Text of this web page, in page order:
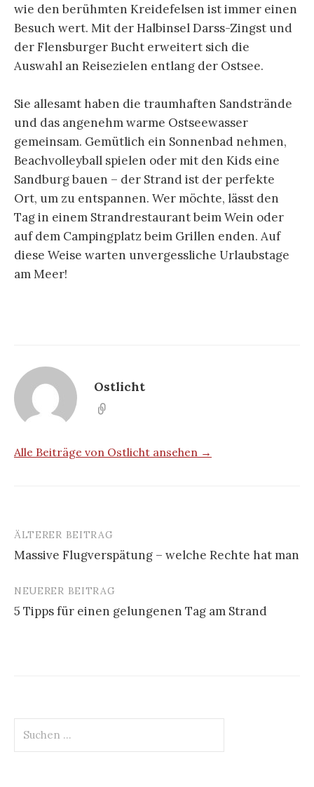
wie den berühmten Kreidefelsen ist immer einen
Besuch wert. Mit der Halbinsel Darss-Zingst und
der Flensburger Bucht erweitert sich die
Auswahl an Reisezielen entlang der Ostsee.
Sie allesamt haben die traumhaften Sandstrände
und das angenehm warme Ostseewasser
gemeinsam. Gemütlich ein Sonnenbad nehmen,
Beachvolleyball spielen oder mit den Kids eine
Sandburg bauen – der Strand ist der perfekte
Ort, um zu entspannen. Wer möchte, lässt den
Tag in einem Strandrestaurant beim Wein oder
auf dem Campingplatz beim Grillen enden. Auf
diese Weise warten unvergessliche Urlaubstage
am Meer!
Ostlicht
Alle Beiträge von Ostlicht ansehen →
Beitrags-
Navigation
ÄLTERER BEITRAG
Massive Flugverspätung – welche Rechte hat man
NEUERER BEITRAG
5 Tipps für einen gelungenen Tag am Strand
nach: